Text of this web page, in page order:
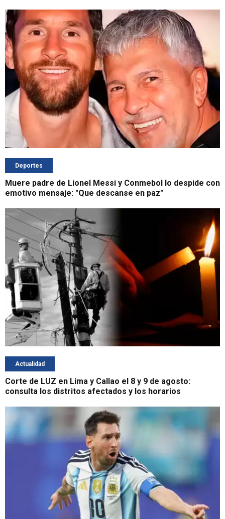
Deportes
Muere padre de Lionel Messi y Conmebol lo despide con
emotivo mensaje: "Que descanse en paz"
Actualidad
Corte de LUZ en Lima y Callao el 8 y 9 de agosto:
consulta los distritos afectados y los horarios